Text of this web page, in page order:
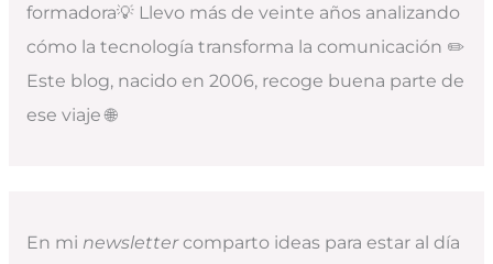
formadora💡 Llevo más de veinte años analizando
cómo la tecnología transforma la comunicación ✏️
Este blog, nacido en 2006, recoge buena parte de
ese viaje 🌐
En mi newslettercomparto ideas para estar al día